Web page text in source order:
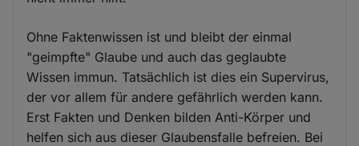
Ohne Faktenwissen ist und bleibt der einmal
"geimpfte" Glaube und auch das geglaubte
Wissen immun. Tatsächlich ist dies ein Supervirus,
der vor allem für andere gefährlich werden kann.
Erst Fakten und Denken bilden Anti-Körper und
helfen sich aus dieser Glaubensfalle befreien. Bei